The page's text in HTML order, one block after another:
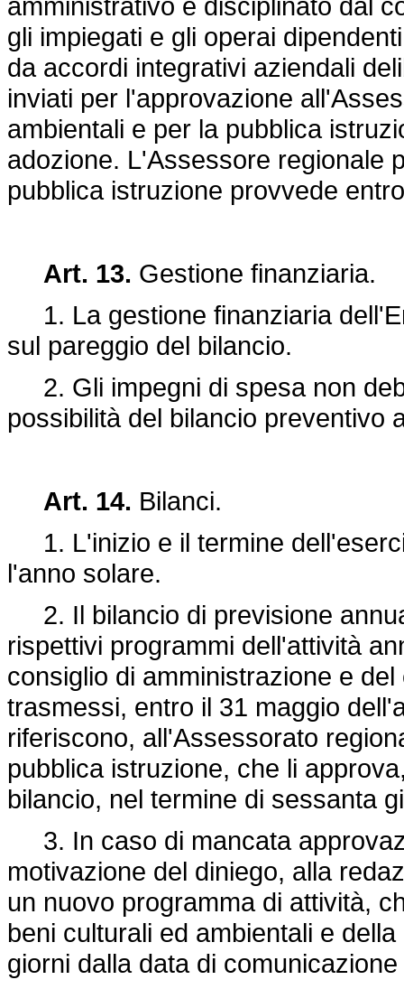
gli impiegati e gli operai
da accordi integrativi aziendali
inviati per l'approvazione
ambientali e per la pubblica
adozione. L'Assessore regionale
pubblica istruzione provvede
Art. 13. Gestione finanziaria.
1. La gestione finanziaria
sul pareggio del bilancio.
2. Gli impegni di spesa non
possibilità del bilancio preventivo
Art. 14. Bilanci.
1. L'inizio e il termine
l'anno solare.
2. Il bilancio di previsione
rispettivi programmi dell'attività
consiglio di amministrazione e
trasmessi, entro il 31 maggio
riferiscono, all'Assessorato
pubblica istruzione, che li
bilancio, nel termine di sessanta
3. In caso di mancata
motivazione del diniego, alla
un nuovo programma di attività,
beni culturali ed ambientali e
giorni dalla data di